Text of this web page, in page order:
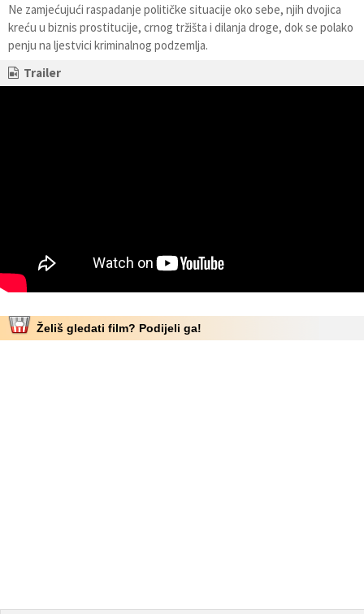
Ne zamjećujući raspadanje političke situacije oko sebe, njih dvojica
kreću u biznis prostitucije, crnog tržišta i dilanja droge, dok se polako
penju na ljestvici kriminalnog podzemlja.
Trailer
Želiš gledati film? Podijeli ga!